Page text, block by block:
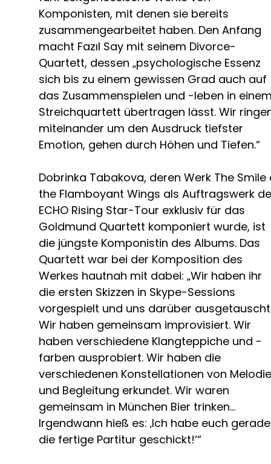
Komponisten, mit denen sie bereits
zusammengearbeitet haben. Den Anfang
macht Fazıl Say mit seinem Divorce-
Quartett, dessen „psychologische Essenz
sich bis zu einem gewissen Grad auch auf
das Zusammenspielen und -leben in
Streichquartett übertragen lässt. Wir
miteinander um den Ausdruck tiefster
Emotion, gehen durch Höhen und Tiefen.“
Dobrinka Tabakova, deren Werk The Smile
the Flamboyant Wings als Auftragswerk
ECHO Rising Star-Tour exklusiv für das
Goldmund Quartett komponiert wurde, ist
die jüngste Komponistin des Albums. Das
Quartett war bei der Komposition des
Werkes hautnah mit dabei: „Wir haben ihr
die ersten Skizzen in Skype-Sessions
vorgespielt und uns darüber
Wir haben gemeinsam improvisiert. Wir
haben verschiedene Klangteppiche und -
farben ausprobiert. Wir haben die
verschiedenen Konstellationen von Melodie
und Begleitung erkundet. Wir waren
gemeinsam in München Bier trinken…
Irgendwann hieß es: ‚Ich habe euch gerade
die fertige Partitur geschickt!‘“